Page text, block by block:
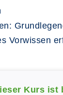
Vorwissen
Kurs ist